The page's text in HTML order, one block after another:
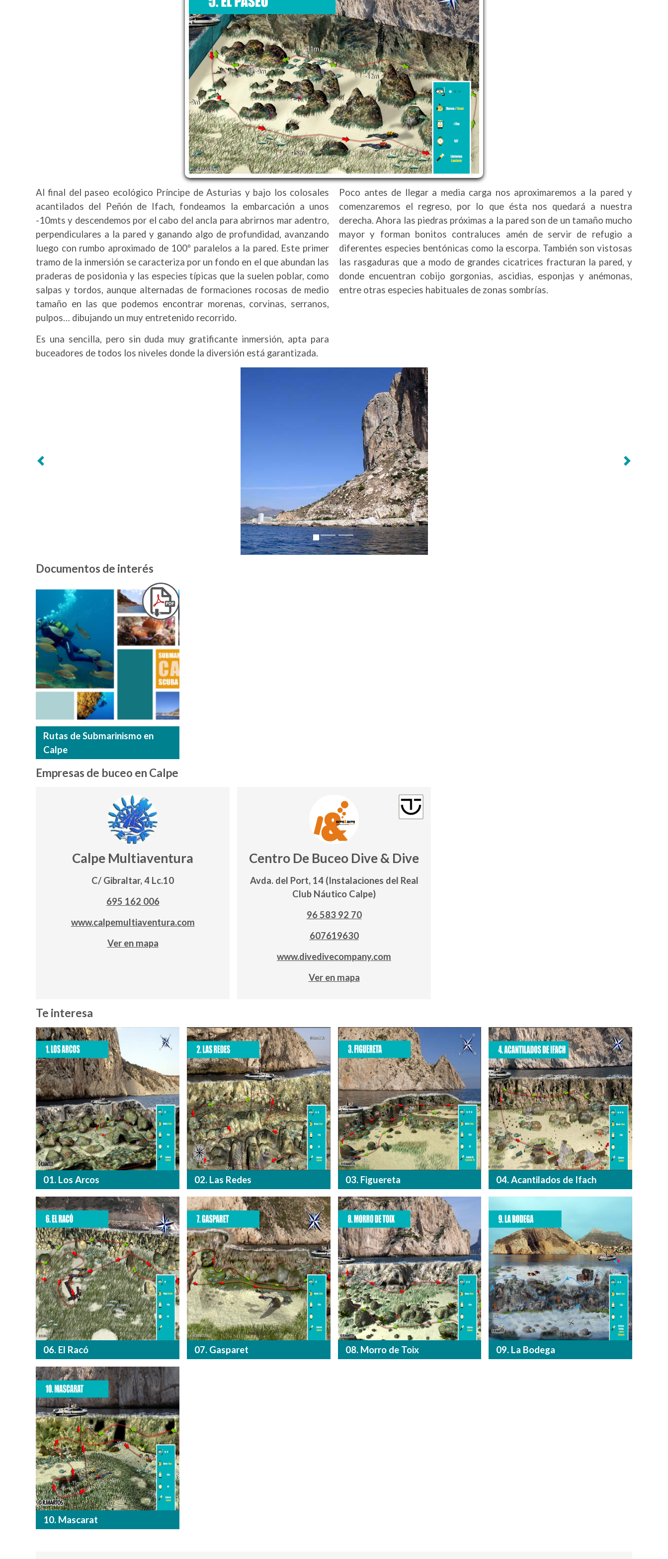
Al final del paseo ecológico Príncipe de Asturias y bajo los colosales
acantilados del Peñón de Ifach, fondeamos la embarcación a unos
-10mts y descendemos por el cabo del ancla para abrirnos mar adentro,
perpendiculares a la pared y ganando algo de profundidad, avanzando
luego con rumbo aproximado de 100º paralelos a la pared. Este primer
tramo de la inmersión se caracteriza por un fondo en el que abundan las
praderas de posidonia y las especies típicas que la suelen poblar, como
salpas y tordos, aunque alternadas de formaciones rocosas de medio
tamaño en las que podemos encontrar morenas, corvinas, serranos,
pulpos… dibujando un muy entretenido recorrido.
Poco antes de llegar a media carga nos aproximaremos a la pared y
comenzaremos el regreso, por lo que ésta nos quedará a nuestra
derecha. Ahora las piedras próximas a la pared son de un tamaño mucho
mayor y forman bonitos contraluces amén de servir de refugio a
diferentes especies bentónicas como la escorpa. También son vistosas
las rasgaduras que a modo de grandes cicatrices fracturan la pared, y
donde encuentran cobijo gorgonias, ascidias, esponjas y anémonas,
entre otras especies habituales de zonas sombrías.
Es una sencilla, pero sin duda muy gratificante inmersión, apta para
buceadores de todos los niveles donde la diversión está garantizada.
Siguiente
Documentos de interés
Rutas de Submarinismo en
Calpe
Empresas de buceo en Calpe
Calpe Multiaventura
C/ Gibraltar, 4 Lc.10
695 162 006
www.calpemultiaventura.com
Ver en mapa
Centro De Buceo Dive & Dive
Avda. del Port, 14 (Instalaciones del Real
Club Náutico Calpe)
96 583 92 70
607619630
www.divedivecompany.com
Ver en mapa
Te interesa
01. Los Arcos 02. Las Redes 03. Figuereta 04. Acantilados de Ifach
06. El Racó 07. Gasparet 08. Morro de Toix 09. La Bodega
10. Mascarat